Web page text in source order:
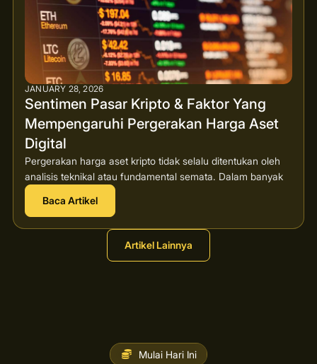
JANUARY 28, 2026
Sentimen Pasar Kripto & Faktor Yang
Mempengaruhi Pergerakan Harga Aset
Digital
Pergerakan harga aset kripto tidak selalu ditentukan oleh
analisis teknikal atau fundamental semata. Dalam banyak
Baca Artikel
Artikel Lainnya
Mulai Hari Ini